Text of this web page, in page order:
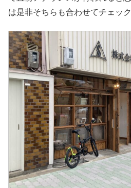
は是非そちらも合わせてチェッ